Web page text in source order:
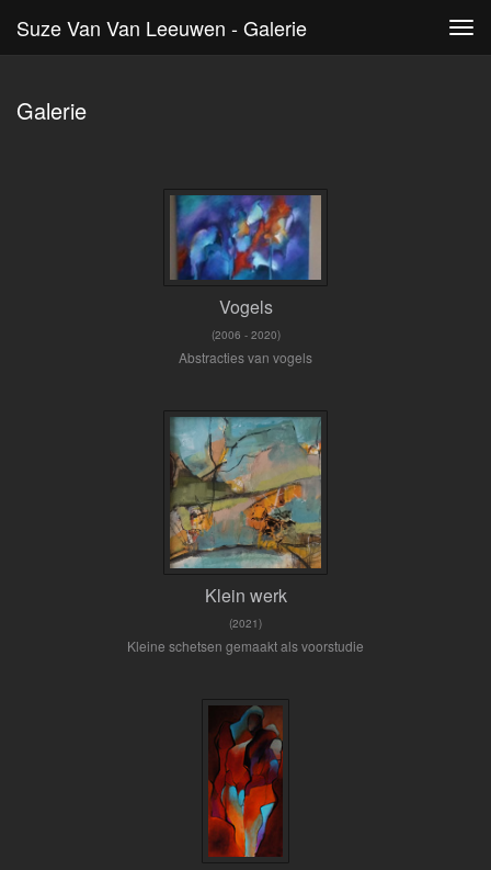
Suze Van Van Leeuwen - Galerie
Galerie
Vogels
(2006 - 2020)
Abstracties van vogels
Klein werk
(2021)
Kleine schetsen gemaakt als voorstudie